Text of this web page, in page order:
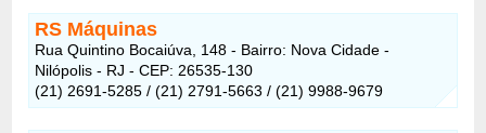
RS Máquinas
Rua Quintino Bocaiúva, 148 - Bairro: Nova Cidade -
Nilópolis - RJ - CEP: 26535-130
(21) 2691-5285 / (21) 2791-5663 / (21) 9988-9679